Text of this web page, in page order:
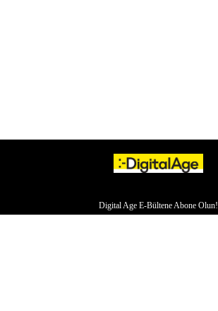
Digital Age E-Bültene Abone Olun!